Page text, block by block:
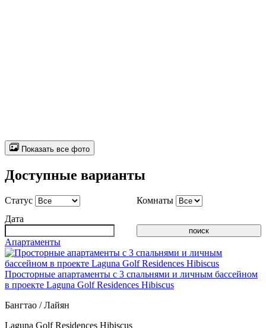
Показать все фото
Доступные варианты
Статус
Комнаты
Дата
Апартаменты
Просторные апартаменты с 3 спальнями и личным бассейном
в проекте Laguna Golf Residences Hibiscus
Бангтао / Лайян
Laguna Golf Residences Hibiscus